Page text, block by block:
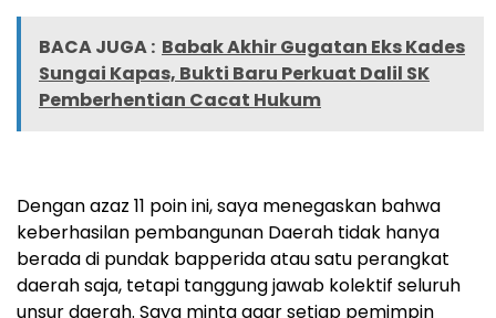
BACA JUGA : Babak Akhir Gugatan Eks Kades
Sungai Kapas, Bukti Baru Perkuat Dalil SK
Pemberhentian Cacat Hukum
Dengan azaz 11 poin ini, saya menegaskan bahwa
keberhasilan pembangunan Daerah tidak hanya
berada di pundak bapperida atau satu perangkat
daerah saja, tetapi tanggung jawab kolektif seluruh
unsur daerah. Saya minta agar setiap pemimpin